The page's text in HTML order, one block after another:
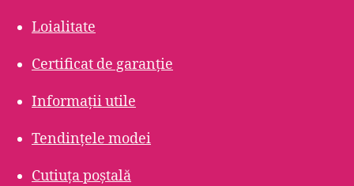
Loialitate
Certificat de garanție
Informații utile
Tendințele modei
Cutiuța poștală